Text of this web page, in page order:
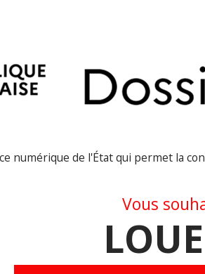
numérique de l'État qui permet la
Vous